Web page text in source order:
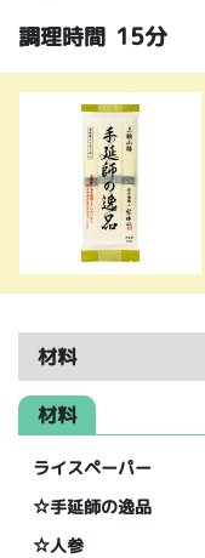
調理時間 15分
材料
材料
ライスペーパー
☆手延師の逸品
☆人参